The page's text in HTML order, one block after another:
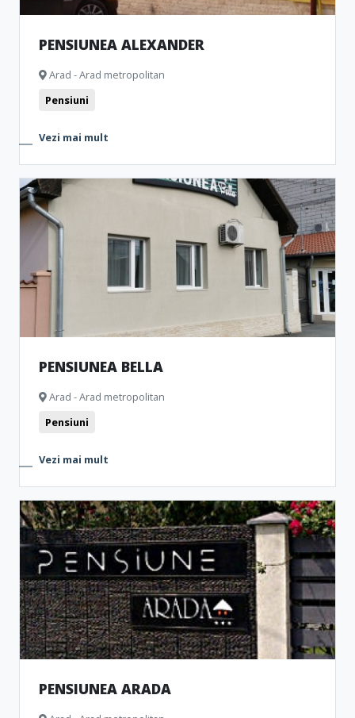
PENSIUNEA ALEXANDER
Arad - Arad metropolitan
Pensiuni
Vezi mai mult
PENSIUNEA BELLA
Arad - Arad metropolitan
Pensiuni
Vezi mai mult
PENSIUNEA ARADA